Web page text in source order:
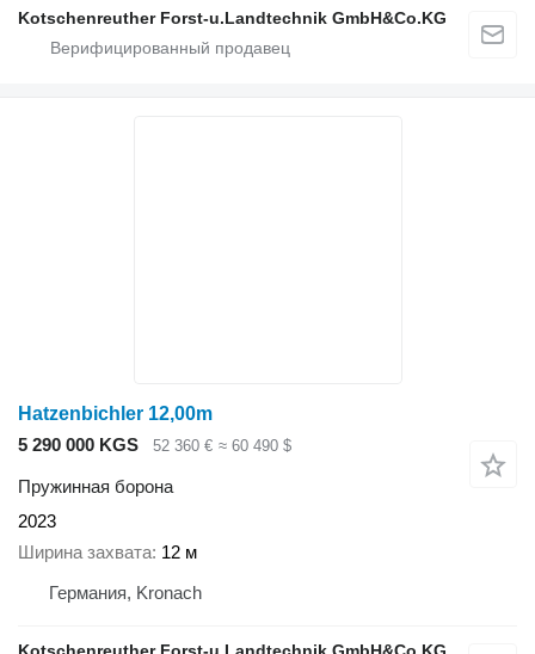
Kotschenreuther Forst-u.Landtechnik GmbH&Co.KG
Hatzenbichler 12,00m
5 290 000 KGS
52 360 € ≈ 60 490 $
Пружинная борона
2023
Ширина захвата 12 м
Германия, Kronach